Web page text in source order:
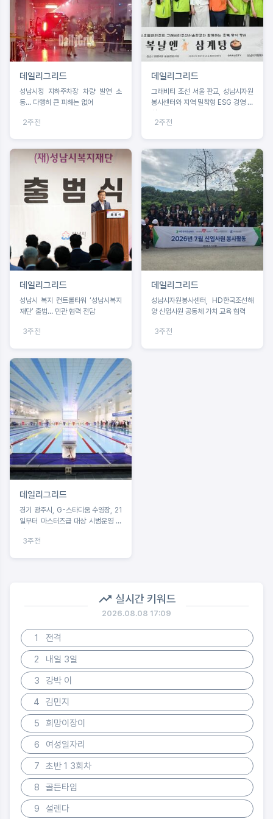
데일리그리드
성남시청 지하주차장 차량 발연 소
동… 다행히 큰 피해는 없어
2주전
데일리그리드
그래비티 조선 서울 판교, 성남시자원
봉사센터와 지역 밀착형 ESG 경영 실
천
2주전
데일리그리드
성남시 복지 컨트롤타워 ‘성남시복지
재단’ 출범… 민관 협력 전담
3주전
데일리그리드
성남시자원봉사센터, HD한국조선해
양 신입사원 공동체 가치 교육 협력
3주전
데일리그리드
경기 광주시, G-스타디움 수영장, 21
일부터 마스터즈급 대상 시범운영 개
3주전
실시간 키워드
2026.08.08 17:09
1
전격
2
내일 3일
3
강박 이
4
김민지
5
희망이장이
6
여성일자리
7
초반 1 3회차
8
골든타임
9
설렌다